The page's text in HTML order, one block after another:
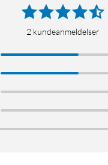
av bil, bytte av frontrute
2 kundeanmeldelser